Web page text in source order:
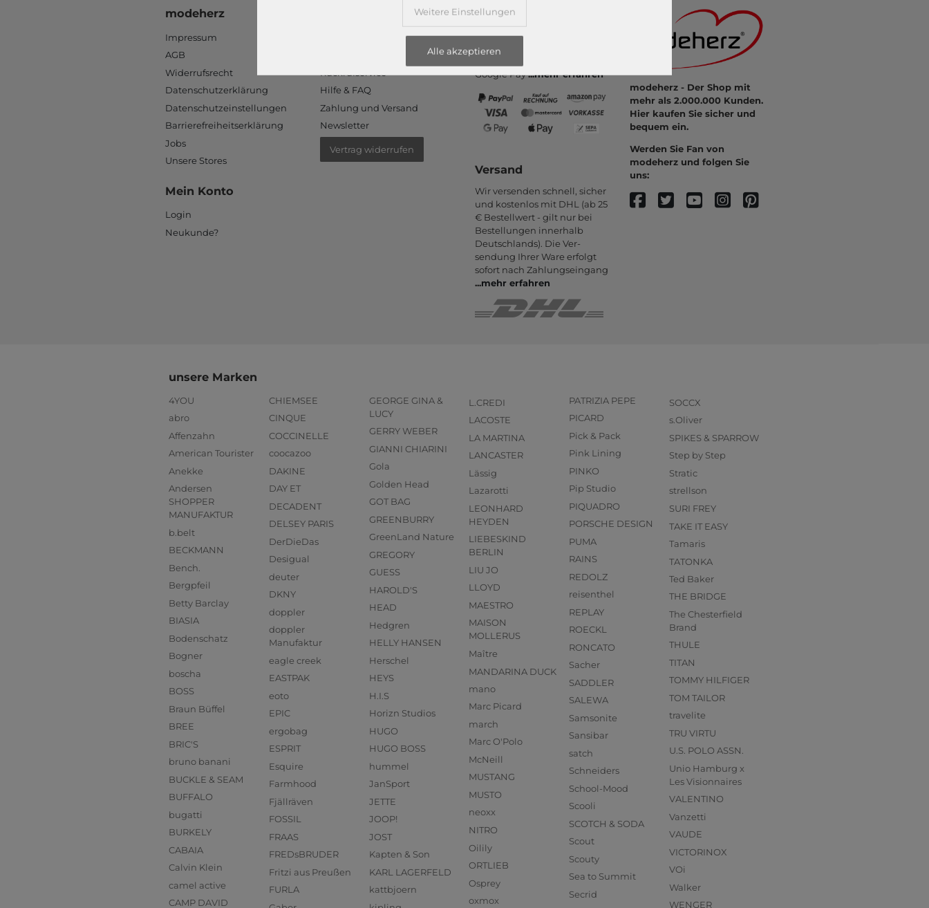
modeherz
Impressum
AGB
Widerrufsrecht
Datenschutzerklärung
Datenschutzeinstellungen
Barrierefreiheitserklärung
Jobs
Unsere Stores
Mein Konto
Login
Neukunde?
Rückrufservice
Hilfe & FAQ
Zahlung und Versand
Newsletter
Vertrag widerrufen
Zahlungsarten
PayPal, Kauf auf Rechnung,
Amazon Pay, Vor­kasse,
Google Pay...mehr erfahren
Versand
Wir versenden schnell, sicher
und kostenlos mit DHL (ab 25
€ Bestell­wert - gilt nur bei
Bestel­lungen inner­halb
Deutsch­lands). Die Ver­
sendung Ihrer Ware er­folgt
sofort nach Zahlungs­eingang
...mehr erfahren
modeherz - Der Shop mit
mehr als 2.000.000 Kunden.
Hier kaufen Sie sicher und
bequem ein.
Werden Sie Fan von
modeherz und folgen Sie
uns:
unsere Marken
4YOU
abro
Affenzahn
American Tourister
Anekke
Andersen
SHOPPER
MANUFAKTUR
b.belt
BECKMANN
Bench.
Bergpfeil
Betty Barclay
BIASIA
Bodenschatz
Bogner
boscha
BOSS
Braun Büffel
BREE
BRIC'S
bruno banani
BUCKLE & SEAM
BUFFALO
bugatti
BURKELY
CABAIA
Calvin Klein
camel active
CAMP DAVID
CHIEMSEE
CINQUE
COCCINELLE
coocazoo
DAKINE
DAY ET
DECADENT
DELSEY PARIS
DerDieDas
Desigual
deuter
DKNY
doppler
doppler
Manufaktur
eagle creek
EASTPAK
eoto
EPIC
ergobag
ESPRIT
Esquire
Farmhood
Fjällräven
FOSSIL
FRAAS
FREDsBRUDER
Fritzi aus Preußen
FURLA
GEORGE GINA &
LUCY
GERRY WEBER
GIANNI CHIARINI
Gola
Golden Head
GOT BAG
GREENBURRY
GreenLand Nature
GREGORY
GUESS
HAROLD'S
HEAD
Hedgren
HELLY HANSEN
Herschel
HEYS
H.I.S
Horizn Studios
HUGO
HUGO BOSS
hummel
JanSport
JETTE
JOOP!
JOST
Kapten & Son
KARL LAGERFELD
kattbjoern
L.CREDI
LACOSTE
LA MARTINA
LANCASTER
Lässig
Lazarotti
LEONHARD
HEYDEN
LIEBESKIND
BERLIN
LIU JO
LLOYD
MAESTRO
MAISON
MOLLERUS
Maître
MANDARINA DUCK
mano
Marc Picard
march
Marc O'Polo
McNeill
MUSTANG
MUSTO
neoxx
NITRO
Oilily
ORTLIEB
Osprey
oxmox
PATRIZIA PEPE
PICARD
Pick & Pack
Pink Lining
PINKO
Pip Studio
PIQUADRO
PORSCHE DESIGN
PUMA
RAINS
REDOLZ
reisenthel
REPLAY
ROECKL
RONCATO
Sacher
SADDLER
SALEWA
Samsonite
Sansibar
satch
Schneiders
School-Mood
Scooli
SCOTCH & SODA
Scout
Scouty
Sea to Summit
Secrid
SOCCX
s.Oliver
SPIKES & SPARROW
Step by Step
Stratic
strellson
SURI FREY
TAKE IT EASY
Tamaris
TATONKA
Ted Baker
THE BRIDGE
The Chesterfield
Brand
THULE
TITAN
TOMMY HILFIGER
TOM TAILOR
travelite
TRU VIRTU
U.S. POLO ASSN.
Unio Hamburg x
Les Visionnaires
VALENTINO
Vanzetti
VAUDE
VICTORINOX
VOi
Walker
WENGER
Weitere Einstellungen
Alle akzeptieren